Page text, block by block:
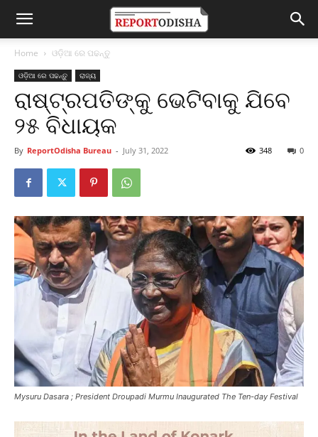
Home ଓଡ଼ିଆ ରେ ପଢନ୍ତୁ
ଓଡ଼ିଆ ରେ ପଢନ୍ତୁ ରାଜ୍ୟ
ରାଷ୍ଟ୍ରପତିଙ୍କୁ ଭେଟିବାକୁ ଯିବେ
୨୫ ବିଧାୟକ
By ReportOdisha Bureau - July 31, 2022 0
348
Mysuru Dasara ; President Droupadi Murmu Inaugurated The Ten-day Festival